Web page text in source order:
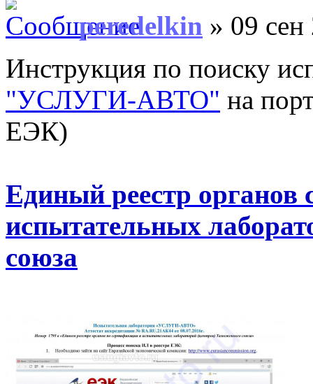
peredelkin » 09
Инструкция по поиску
"УСЛУГИ-АВТО" на
ЕЭК)
Единый реестр органов
испытательных
союза